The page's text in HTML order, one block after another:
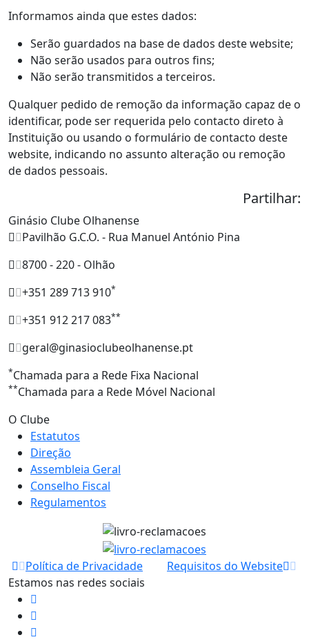
Informamos ainda que estes dados:
Serão guardados na base de dados deste website;
Não serão usados para outros fins;
Não serão transmitidos a terceiros.
Qualquer pedido de remoção da informação capaz de o
identificar, pode ser requerida pelo contacto direto à
Instituição ou usando o formulário de contacto deste
website, indicando no assunto alteração ou remoção
de dados pessoais.
Partilhar:
Ginásio Clube Olhanense
Pavilhão G.C.O. - Rua Manuel António Pina
8700 - 220 - Olhão
+351 289 713 910*
+351 912 217 083**
geral@ginasioclubeolhanense.pt
*Chamada para a Rede Fixa Nacional
**Chamada para a Rede Móvel Nacional
O Clube
Estatutos
Direção
Assembleia Geral
Conselho Fiscal
Regulamentos
Política de Privacidade
Requisitos do Website
Estamos nas redes sociais